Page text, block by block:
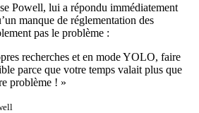
Powell, lui a répondu immédiatement
manque de réglementation des
pas le problème :
recherches et en mode YOLO, faire
parce que votre temps valait plus que
problème ! »